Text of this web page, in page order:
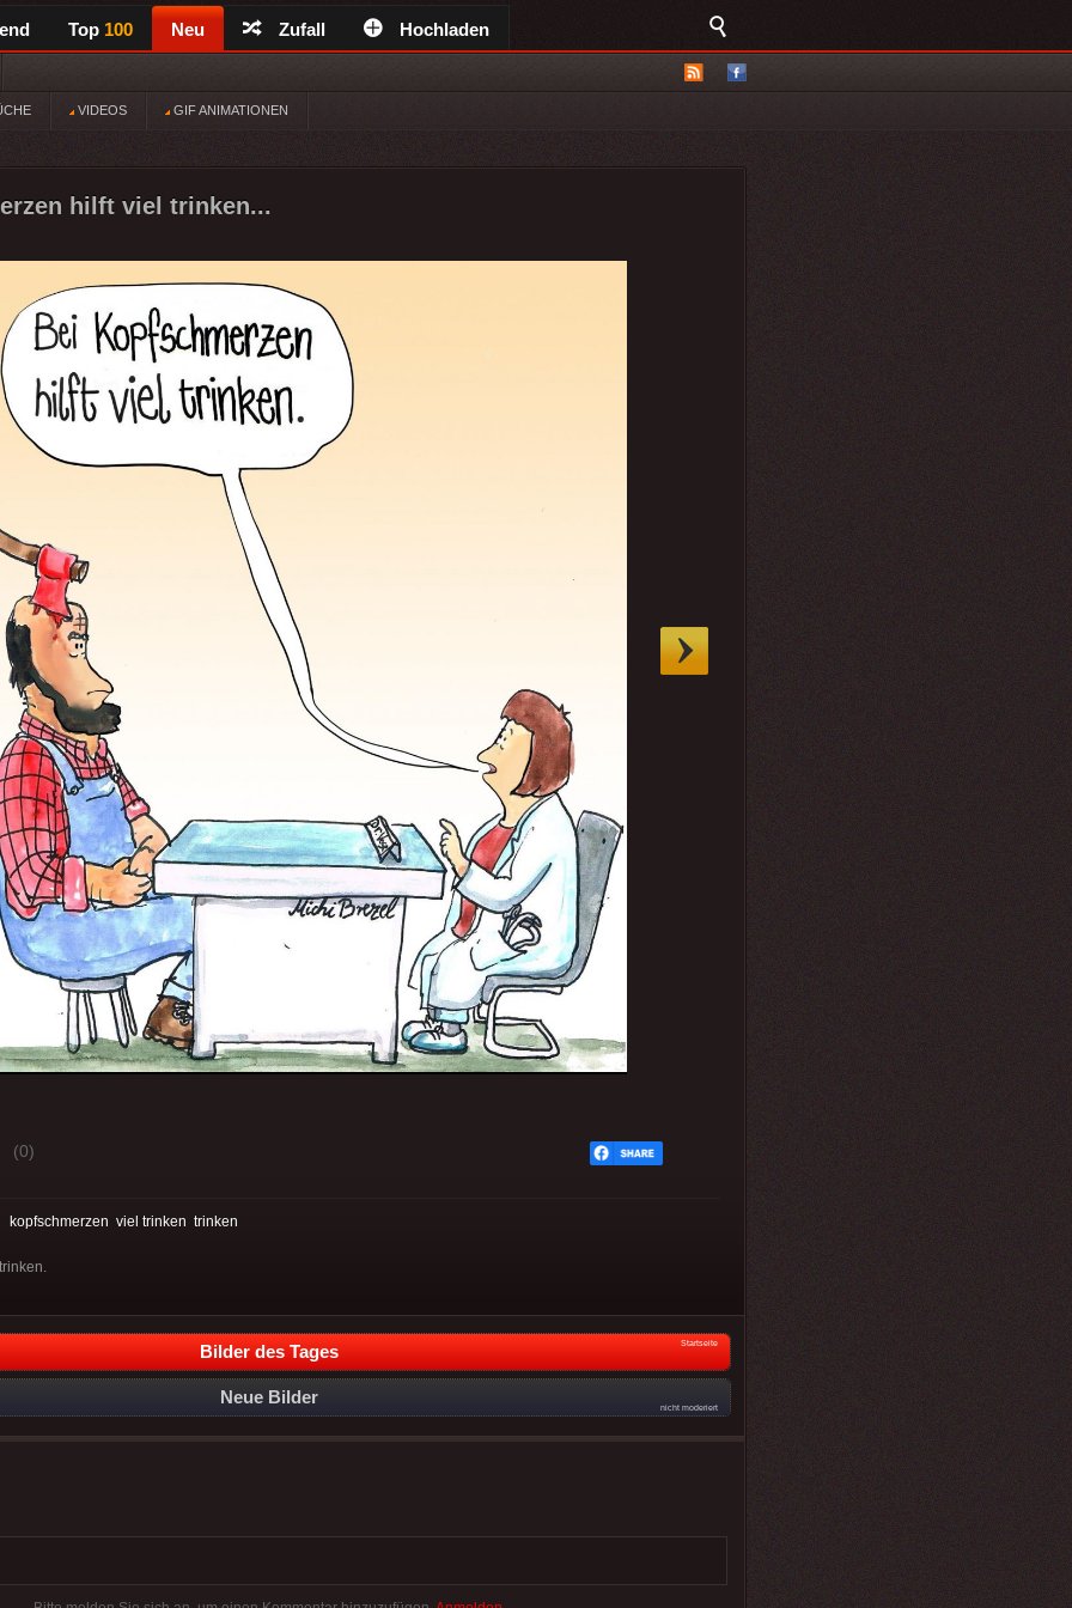
Top 100 Neu Zufall Hochladen
VIDEOS GIF ANIMATIONEN
hilft viel trinken...
(0)
kopfschmerzen viel trinken trinken
Bilder des Tages Startseite
Neue Bilder
nicht moderiert